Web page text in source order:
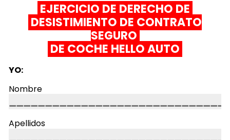
EJERCICIO DE DERECHO DE
DESISTIMIENTO DE CONTRATO
SEGURO
DE COCHE HELLO AUTO
YO:
Nombre
Apellidos